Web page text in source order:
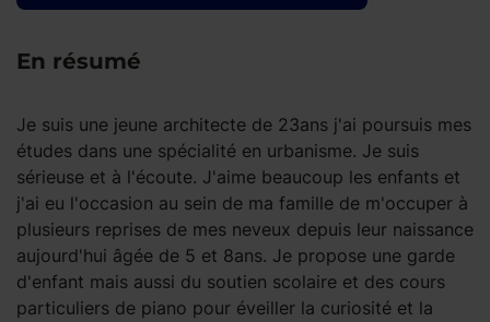
En résumé
Je suis une jeune architecte de 23ans j'ai poursuis mes
études dans une spécialité en urbanisme. Je suis
sérieuse et à l'écoute. J'aime beaucoup les enfants et
j'ai eu l'occasion au sein de ma famille de m'occuper à
plusieurs reprises de mes neveux depuis leur naissance
aujourd'hui âgée de 5 et 8ans. Je propose une garde
d'enfant mais aussi du soutien scolaire et des cours
particuliers de piano pour éveiller la curiosité et la